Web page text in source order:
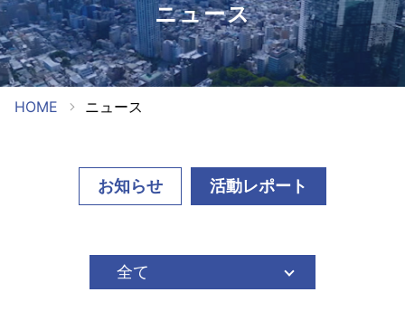
ニュース
HOME ニュース
お知らせ 活動レポート